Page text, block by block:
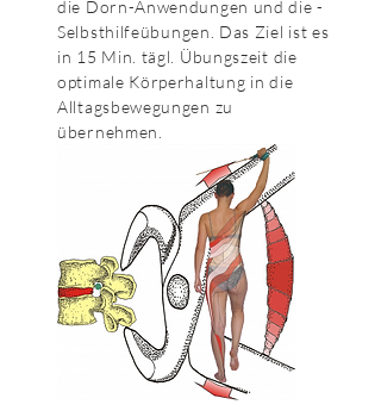
die Dorn-Anwendungen und die -
Selbsthilfeübungen. Das Ziel ist es
in 15 Min. tägl. Übungszeit die
optimale Körperhaltung in die
Alltagsbewegungen zu
übernehmen.